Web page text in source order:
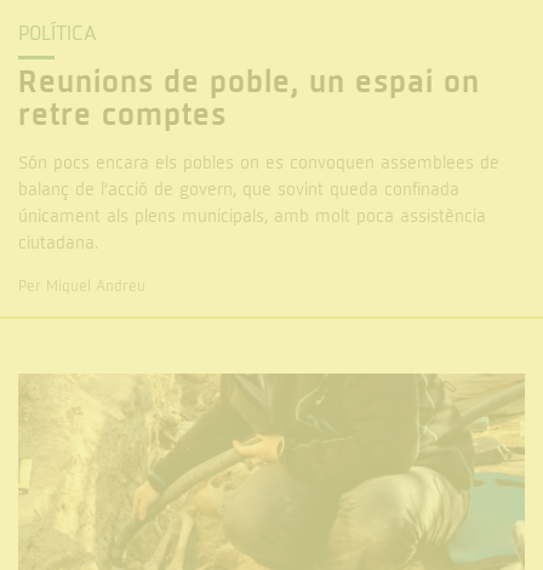
POLÍTICA
Reunions de poble, un espai on
retre comptes
Són pocs encara els pobles on es convoquen assemblees de
balanç de l’acció de govern, que sovint queda confinada
únicament als plens municipals, amb molt poca assistència
ciutadana.
Per Miquel Andreu